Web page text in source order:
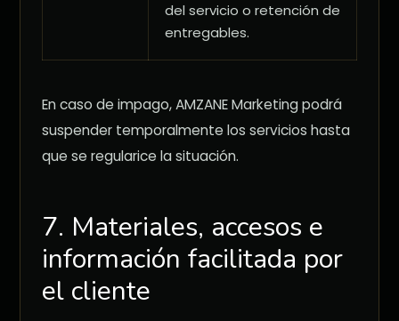
del servicio o retención de
entregables.
En caso de impago, AMZANE Marketing podrá
suspender temporalmente los servicios hasta
que se regularice la situación.
7. Materiales, accesos e
información facilitada por
el cliente